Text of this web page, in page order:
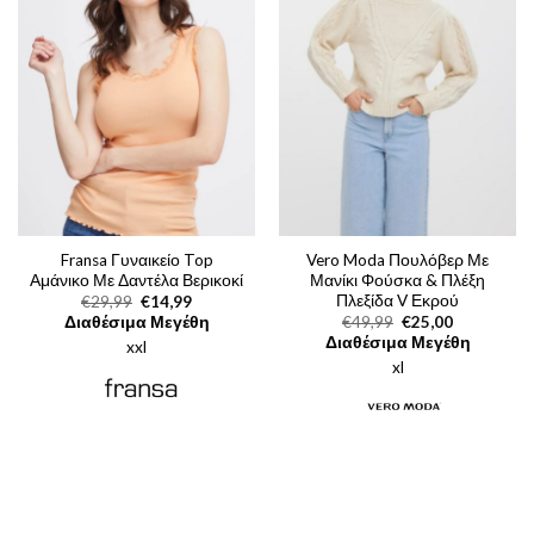
Fransa Γυναικείο Top
Αμάνικο Με Δαντέλα Βερικοκί
€29,99 Original
price
was:
€29,99.
€14,99Η
τρέχουσα
τιμή
Διαθέσιμα Μεγέθη
xxl
Vero Moda Πουλόβερ Με
Μανίκι Φούσκα & Πλέξη
Πλεξίδα V Εκρού
€49,99 Original
price
was:
€49,99.
€25,00Η
τρέχουσα
τιμή
Διαθέσιμα Μεγέθη
xl